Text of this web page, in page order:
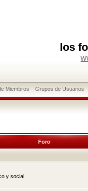
los
Miembros Grupos de Usuarios
Foro
y social.